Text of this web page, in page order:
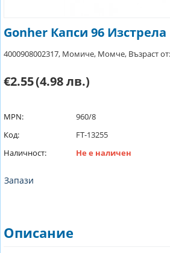
Gonher Капси 96 Изстрела
4000908002317, Момиче, Момче, Възраст
€2.55(4.98 лв.)
MPN:
960/8
Код:
FT-13255
Наличност:
Не е наличен
Запази
Описание